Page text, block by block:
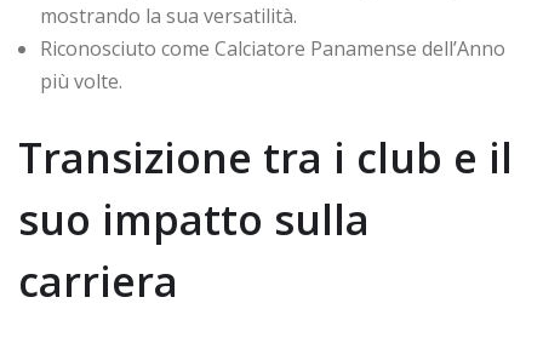
mostrando la sua versatilità.
Riconosciuto come Calciatore Panamense dell’Anno
più volte.
Transizione tra i club e il
suo impatto sulla
carriera